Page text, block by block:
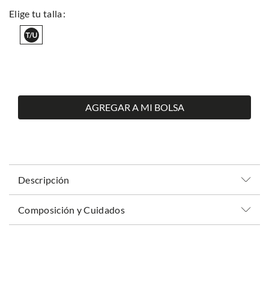
AGREGAR A MI BOLSA
Descripción
Composición y Cuidados